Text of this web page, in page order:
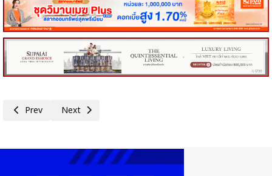
Previous article: รัฐบาลย้ำ'เที่ยวดีมีคืน' เหลือเวลาอีกไม่มากแล้ว จูงใจประช
Prev Next article: ครม.เห็นชอบผ่อนผันใช้พื้นที่ลุ่มน้ำชั้น 1 เอ–1 บี ใ
Next